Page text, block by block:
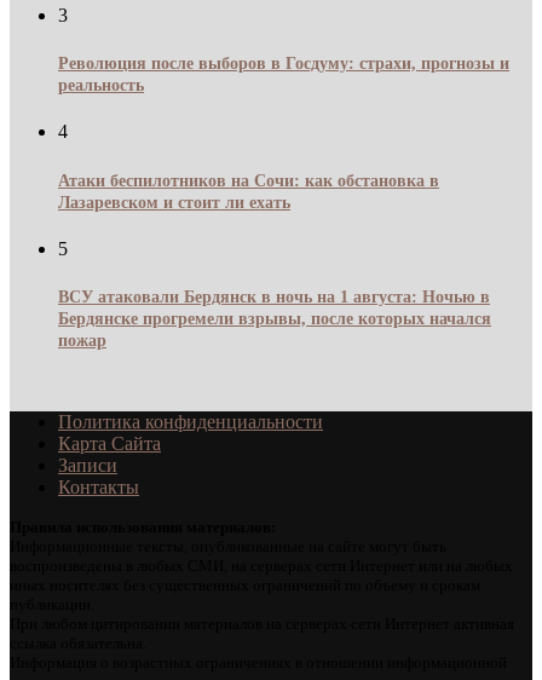
3
Революция после выборов в Госдуму: страхи, прогнозы и
реальность
4
Атаки беспилотников на Сочи: как обстановка в
Лазаревском и стоит ли ехать
5
ВСУ атаковали Бердянск в ночь на 1 августа: Ночью в
Бердянске прогремели взрывы, после которых начался
пожар
Политика конфиденциальности
Карта Сайта
Записи
Контакты